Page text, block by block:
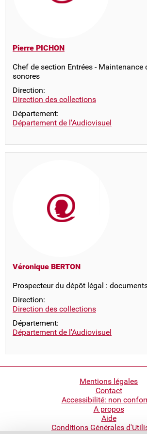
Pierre PICHON
Chef de section Entrées - Maintenance
sonores
Direction:
Direction des collections
Département:
Département de l'Audiovisuel
Véronique BERTON
Prospecteur du dépôt légal :
Direction:
Direction des collections
Département:
Département de l'Audiovisuel
Mentions légales
Contact
Accessibilité: non
A propos
Aide
Conditions Générales